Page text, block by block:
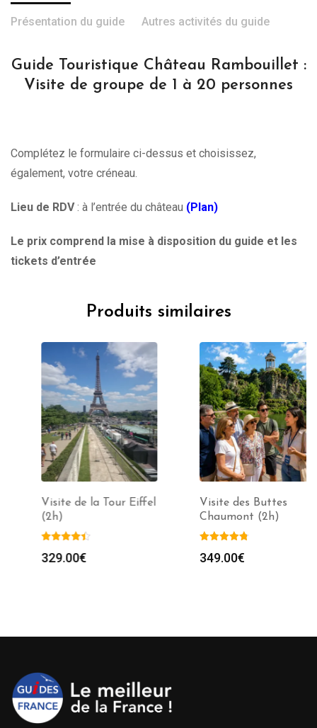
Présentation du guide Autres activités du guide
Guide Touristique Château Rambouillet :
Visite de groupe de 1 à 20 personnes
Complétez le formulaire ci-dessus et choisissez,
également, votre créneau.
Lieu de RDV: à l’entrée du château (Plan)
Le prix comprend la mise à disposition du guide et les
tickets d’entrée
Produits similaires
Visite de la Tour Eiffel
(2h)
329.00€
Visite des Buttes
Chaumont (2h)
349.00€